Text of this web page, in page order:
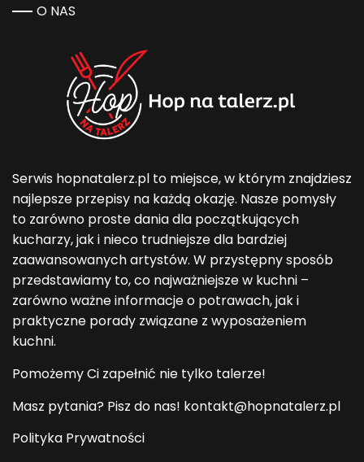
O NAS
Serwis hopnatalerz.pl to miejsce, w którym znajdziesz
najlepsze przepisy na każdą okazję. Nasze pomysły
to zarówno proste dania dla początkujących
kucharzy, jak i nieco trudniejsze dla bardziej
zaawansowanych artystów. W przystępny sposób
przedstawiamy to, co najważniejsze w kuchni –
zarówno ważne informacje o potrawach, jak i
praktyczne porady związane z wyposażeniem
kuchni.
Pomożemy Ci zapełnić nie tylko talerze!
Masz pytania? Pisz do nas! kontakt@hopnatalerz.pl
Polityka Prywatności